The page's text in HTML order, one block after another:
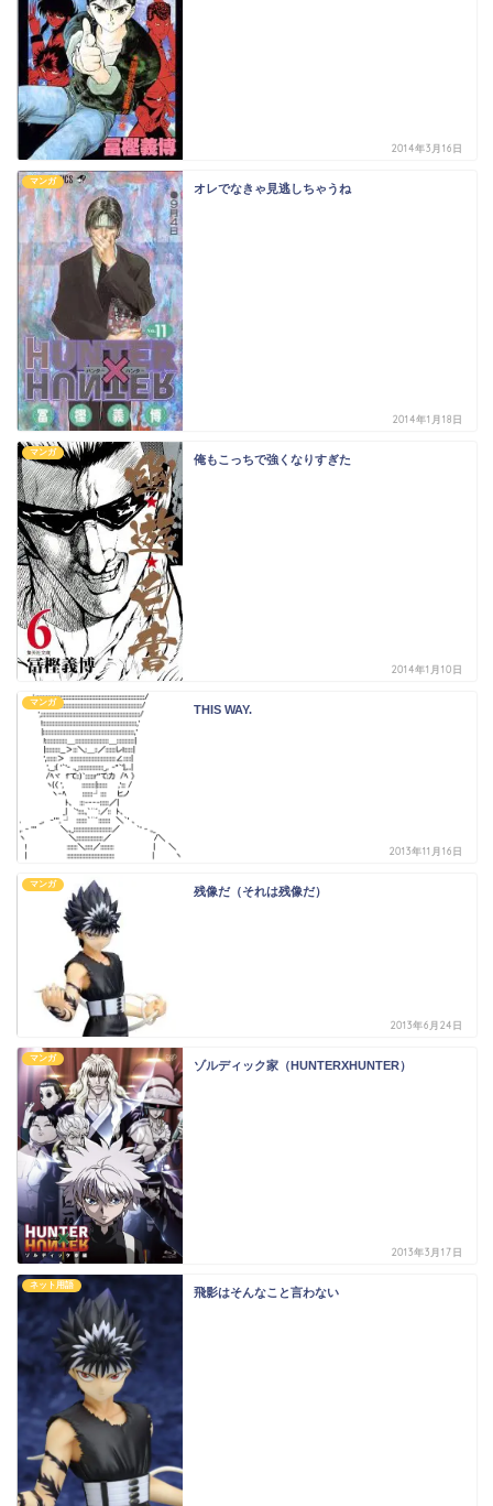
2014年3月16日
マンガ
オレでなきゃ見逃しちゃうね
2014年1月18日
マンガ
俺もこっちで強くなりすぎた
2014年1月10日
マンガ
THIS WAY.
2013年11月16日
マンガ
残像だ（それは残像だ）
2013年6月24日
マンガ
ゾルディック家（HUNTERXHUNTER）
2013年3月17日
ネット用語
飛影はそんなこと言わない